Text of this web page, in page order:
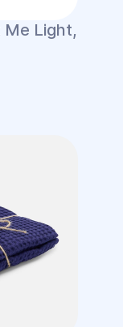
Me Light,